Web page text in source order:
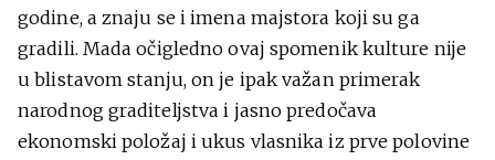
godine, a znaju se i imena majstora koji su ga
gradili. Mada očigledno ovaj spomenik kulture nije
u blistavom stanju, on je ipak važan primerak
narodnog graditeljstva i jasno predočava
ekonomski položaj i ukus vlasnika iz prve polovine